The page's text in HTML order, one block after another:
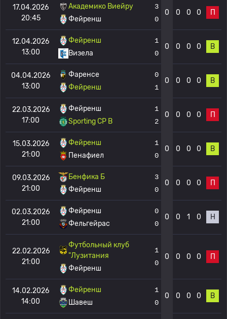
17.04.2026
20:45
Академико Виейру
Фейренш
3
0
0 0 0 0 П
12.04.2026
13:00
Фейренш
Визела
1
0
0 0 0 0 В
04.04.2026
13:00
Фаренсе
Фейренш
0
1
0 0 0 0 В
22.03.2026
17:00
Фейренш
Sporting CP B
1
2
0 0 0 0 П
15.03.2026
21:00
Фейренш
Пенафиел
1
0
0 0 0 0 В
09.03.2026
21:00
Бенфика Б
Фейренш
3
0
0 0 0 0 П
02.03.2026
21:00
Фейренш
Фельгейрас
0
0
0 0 1 0 Н
22.02.2026
21:00
Футбольный клуб
"Лузитания
Фейренш
1
0
0 0 0 0 П
14.02.2026
14:00
Фейренш
Шавеш
1
0
0 0 0 0 В